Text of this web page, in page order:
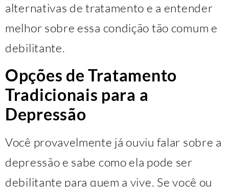
alternativas de tratamento e a entender
melhor sobre essa condição tão comum e
debilitante.
Opções de Tratamento
Tradicionais para a
Depressão
Você provavelmente já ouviu falar sobre a
depressão e sabe como ela pode ser
debilitante para quem a vive. Se você ou